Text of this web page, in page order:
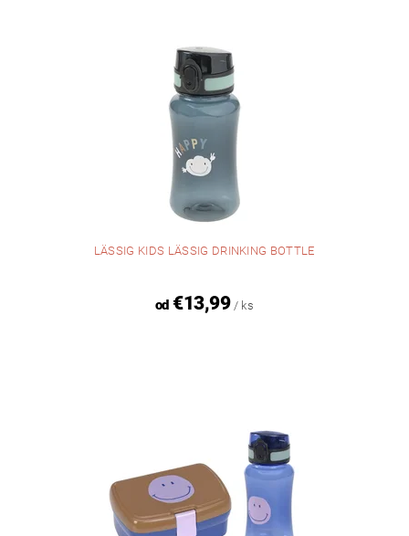
LÄSSIG KIDS LÄSSIG DRINKING BOTTLE
od€13,99 / ks